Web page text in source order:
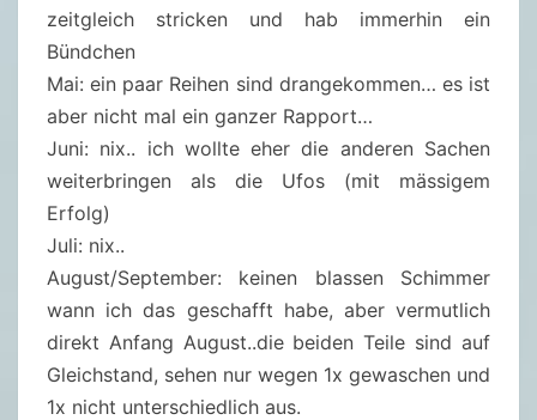
zeitgleich stricken und hab immerhin ein
Bündchen
Mai: ein paar Reihen sind drangekommen… es ist
aber nicht mal ein ganzer Rapport…
Juni: nix.. ich wollte eher die anderen Sachen
weiterbringen als die Ufos (mit mässigem
Erfolg)
Juli: nix..
August/September: keinen blassen Schimmer
wann ich das geschafft habe, aber vermutlich
direkt Anfang August..die beiden Teile sind auf
Gleichstand, sehen nur wegen 1x gewaschen und
1x nicht unterschiedlich aus.